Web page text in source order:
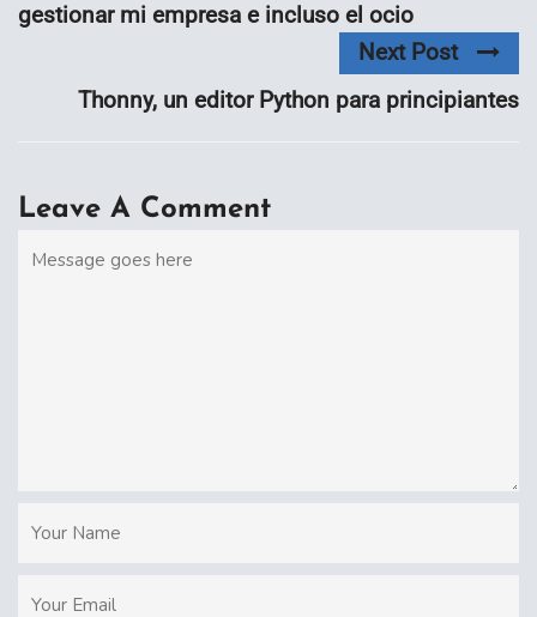
gestionar mi empresa e incluso el ocio
Next Post
Thonny, un editor Python para principiantes
Leave A Comment